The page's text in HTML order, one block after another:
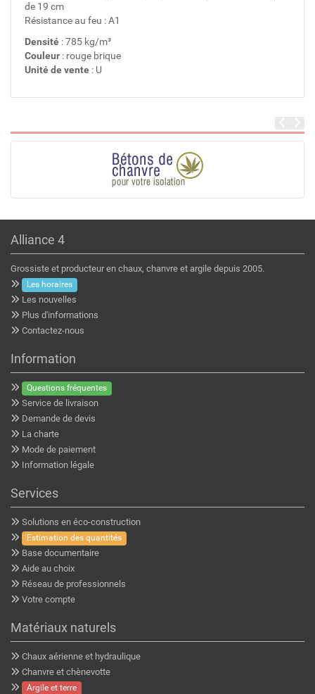
de 19 cm
Résistance au feu : A1
Densité : 785 kg/m³
Couleur : rouge brique
Unité de vente : U
Alliance 4
Grossiste et producteur en chaux, chanvre et argile depuis 2005.
Les horaires
Les nouvelles
Plus d'informations
Contactez-nous
Information
Questions fréquentes
Service de livraison
Demande de devis
La charte
Mode de paiement
Information légale
Services
Solutions en éco-construction
Estimation des quantités
Base documentaire
Aide au choix
Réseau de professionnels
Votre compte
Matériaux naturels
Chaux aérienne et hydraulique
Chanvre et chènevotte
Argile et terre